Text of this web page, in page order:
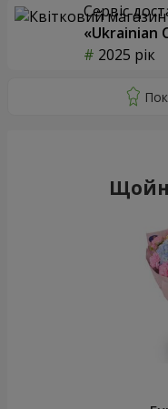
Сервіс
«Ukrainian
2025 рік